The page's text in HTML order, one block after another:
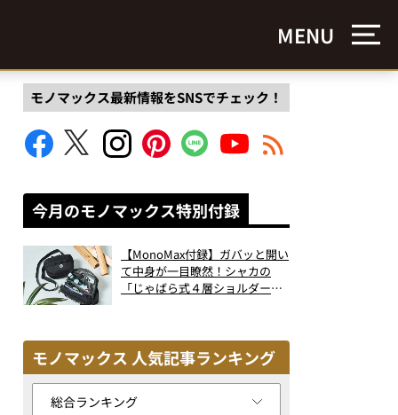
MENU
モノマックス最新情報をSNSでチェック！
今月のモノマックス特別付録
【MonoMax付録】ガバッと開い
て中身が一目瞭然！シャカの
「じゃばら式４層ショルダーバ
モノマックス 人気記事ランキング